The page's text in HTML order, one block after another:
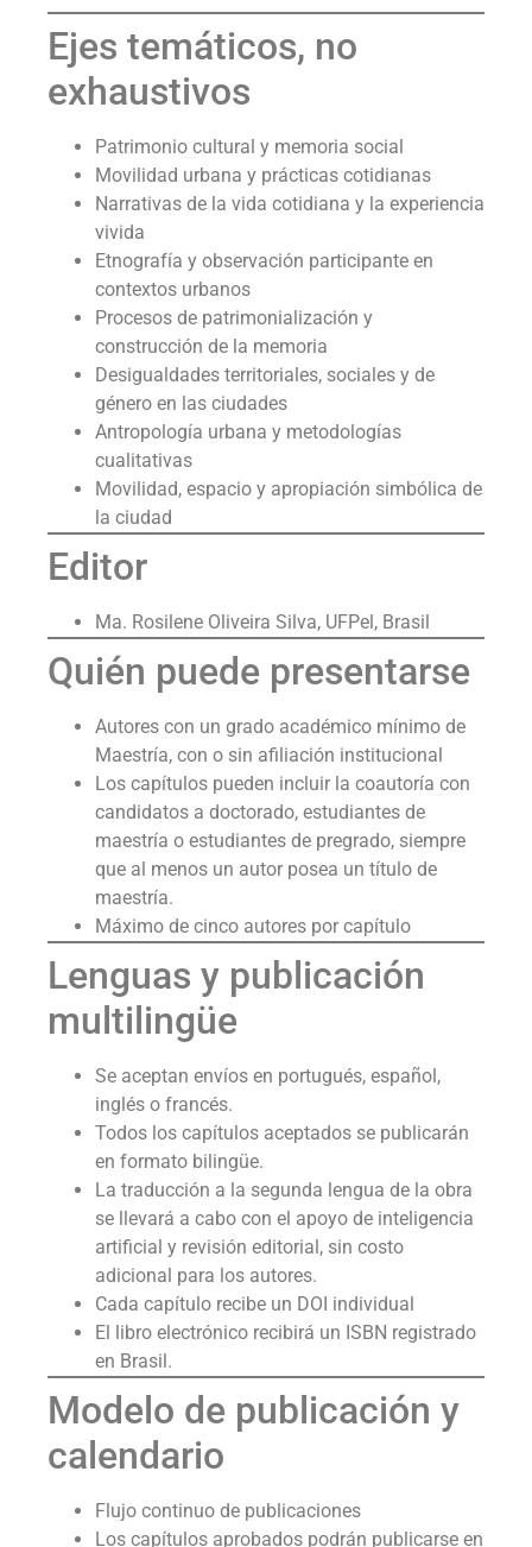
Ejes temáticos, no
exhaustivos
Patrimonio cultural y memoria social
Movilidad urbana y prácticas cotidianas
Narrativas de la vida cotidiana y la experiencia
vivida
Etnografía y observación participante en
contextos urbanos
Procesos de patrimonialización y
construcción de la memoria
Desigualdades territoriales, sociales y de
género en las ciudades
Antropología urbana y metodologías
cualitativas
Movilidad, espacio y apropiación simbólica de
la ciudad
Editor
Ma. Rosilene Oliveira Silva, UFPel, Brasil
Quién puede presentarse
Autores con un grado académico mínimo de
Maestría, con o sin afiliación institucional
Los capítulos pueden incluir la coautoría con
candidatos a doctorado, estudiantes de
maestría o estudiantes de pregrado, siempre
que al menos un autor posea un título de
maestría.
Máximo de cinco autores por capítulo
Lenguas y publicación
multilingüe
Se aceptan envíos en portugués, español,
inglés o francés.
Todos los capítulos aceptados se publicarán
en formato bilingüe.
La traducción a la segunda lengua de la obra
se llevará a cabo con el apoyo de inteligencia
artificial y revisión editorial, sin costo
adicional para los autores.
Cada capítulo recibe un DOI individual
El libro electrónico recibirá un ISBN registrado
en Brasil.
Modelo de publicación y
calendario
Flujo continuo de publicaciones
Los capítulos aprobados podrán publicarse en